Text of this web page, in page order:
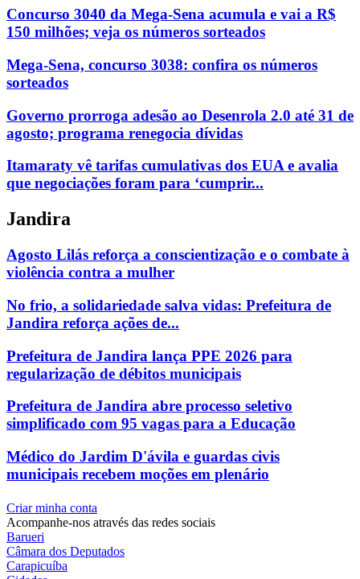
Concurso 3040 da Mega-Sena acumula e vai a R$
150 milhões; veja os números sorteados
Mega-Sena, concurso 3038: confira os números
sorteados
Governo prorroga adesão ao Desenrola 2.0 até 31 de
agosto; programa renegocia dívidas
Itamaraty vê tarifas cumulativas dos EUA e avalia
que negociações foram para ‘cumprir...
Jandira
Agosto Lilás reforça a conscientização e o combate à
violência contra a mulher
No frio, a solidariedade salva vidas: Prefeitura de
Jandira reforça ações de...
Prefeitura de Jandira lança PPE 2026 para
regularização de débitos municipais
Prefeitura de Jandira abre processo seletivo
simplificado com 95 vagas para a Educação
Médico do Jardim D'ávila e guardas civis
municipais recebem moções em plenário
Criar minha conta
Acompanhe-nos através das redes sociais
Barueri
Câmara dos Deputados
Carapicuíba